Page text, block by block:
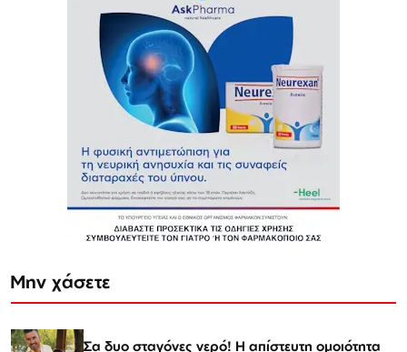
Μην χάσετε
Σα δυο σταγόνες νερό! Η απίστευτη ομοιότητα